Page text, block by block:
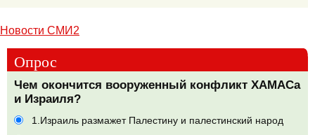
Новости СМИ2
Опрос
Чем окончится вооруженный конфликт ХАМАСа
и Израиля?
1.Израиль размажет Палестину и палестинский народ